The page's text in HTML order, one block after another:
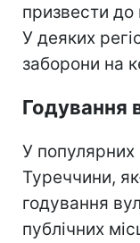
призвести
У деяких
заборони на
Годування
У популярних
Туреччини,
годування
публічних